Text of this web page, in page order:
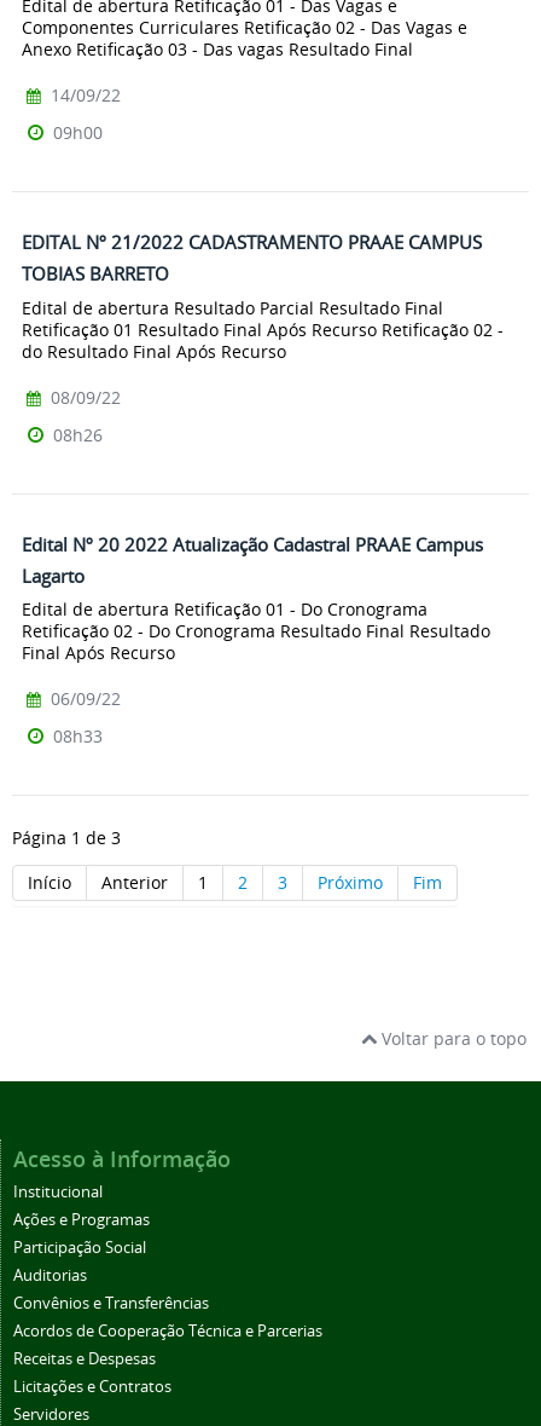
Edital de abertura Retificação 01 - Das Vagas e
Componentes Curriculares Retificação 02 - Das Vagas e
Anexo Retificação 03 - Das vagas Resultado Final
14/09/22
09h00
EDITAL Nº 21/2022 CADASTRAMENTO PRAAE CAMPUS
TOBIAS BARRETO
Edital de abertura Resultado Parcial Resultado Final
Retificação 01 Resultado Final Após Recurso Retificação 02 -
do Resultado Final Após Recurso
08/09/22
08h26
Edital Nº 20 2022 Atualização Cadastral PRAAE Campus
Lagarto
Edital de abertura Retificação 01 - Do Cronograma
Retificação 02 - Do Cronograma Resultado Final Resultado
Final Após Recurso
06/09/22
08h33
Página 1 de 3
Início
Anterior 1 2 3 Próximo Fim
Voltar para o topo
Acesso à Informação
Institucional
Ações e Programas
Participação Social
Auditorias
Convênios e Transferências
Acordos de Cooperação Técnica e Parcerias
Receitas e Despesas
Licitações e Contratos
Servidores